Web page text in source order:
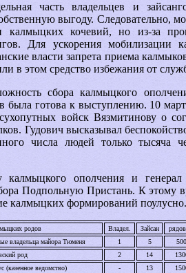
часть владельцев и
выгоду. Следовательно,
калмыцких кочевий, но из-за
Для ускорения мобилизации
власти запрета приема
в этом средство избежания от
сбора калмыцкого
была готова к выступлению. 10
войск Вязмитинову о
Гудович высказывал
числа людей только тысяча
калмыцкого ополчения и генерал
Подпольную Пристань. К этому
калмыцких формирований поулусно.
родов Владел. Зайсан
владельца майора Тюменя
1 5 500
род
2 14
(казенное ведомство)
- 13